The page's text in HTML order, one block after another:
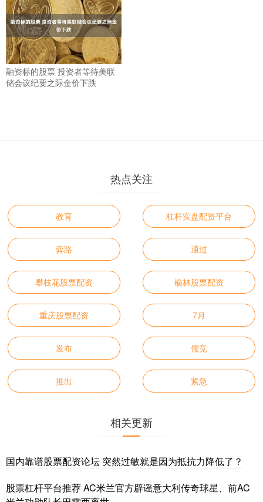
融资标的股票 投资者等待美联
储会议纪要之际金价下跌
热点关注
教育 杠杆实盘配资平台
弈路 通过
攀枝花股票配资 榆林股票配资
重庆股票配资 7月
发布 儒竞
推出 紧急
相关更新
国内靠谱股票配资论坛 突然过敏就是因为抵抗力降低了？
股票杠杆平台推荐 AC米兰官方辟谣意大利传奇球星、前AC